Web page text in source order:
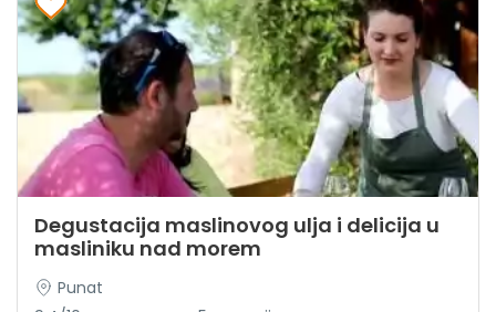
Degustacija maslinovog ulja i delicija u
masliniku nad morem
Punat